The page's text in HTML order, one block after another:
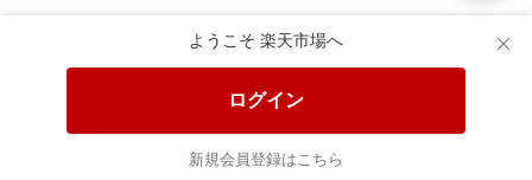
ようこそ 楽天市場へ
ログイン
新規会員登録はこちら
楽天にお店を開きませんか？
楽天ショッピングサービスご利用規約